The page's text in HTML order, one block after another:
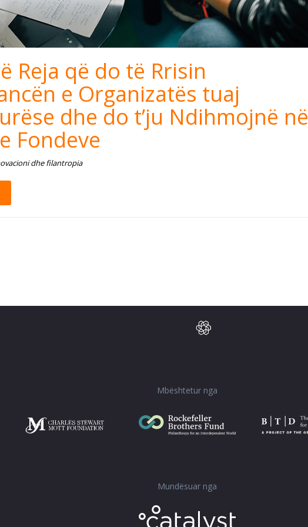
Reja që do të Rrisin
e Organizatës tuaj
dhe do t’ju Ndihmojnë në
Fondeve
dhe filantropia
Mbështetur nga
Mundësuar nga